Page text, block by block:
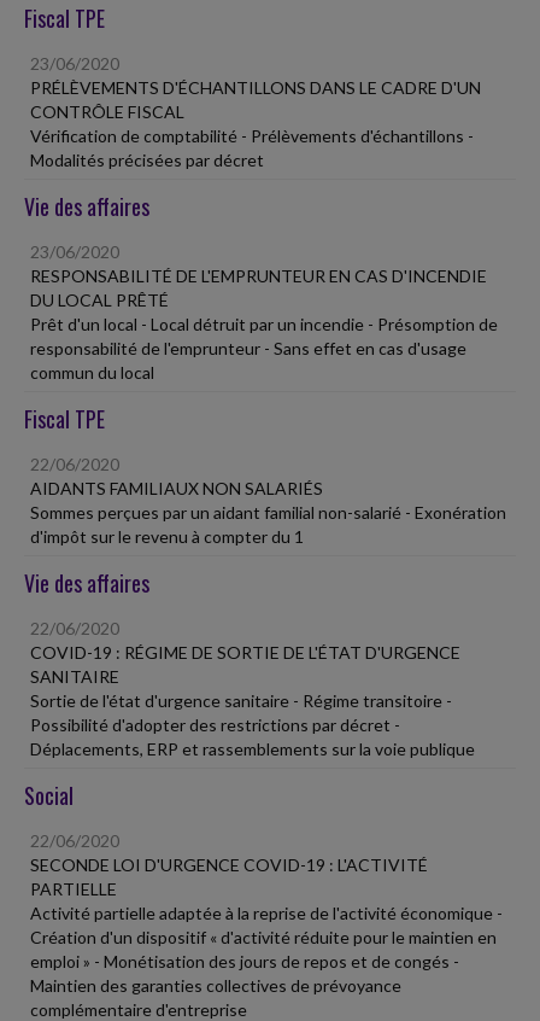
Fiscal TPE
23/06/2020
PRÉLÈVEMENTS D'ÉCHANTILLONS DANS LE CADRE D'UN
CONTRÔLE FISCAL
Vérification de comptabilité - Prélèvements d'échantillons -
Modalités précisées par décret
Vie des affaires
23/06/2020
RESPONSABILITÉ DE L'EMPRUNTEUR EN CAS D'INCENDIE
DU LOCAL PRÊTÉ
Prêt d'un local - Local détruit par un incendie - Présomption de
responsabilité de l'emprunteur - Sans effet en cas d'usage
commun du local
Fiscal TPE
22/06/2020
AIDANTS FAMILIAUX NON SALARIÉS
Sommes perçues par un aidant familial non-salarié - Exonération
d'impôt sur le revenu à compter du 1
Vie des affaires
22/06/2020
COVID-19 : RÉGIME DE SORTIE DE L'ÉTAT D'URGENCE
SANITAIRE
Sortie de l'état d'urgence sanitaire - Régime transitoire -
Possibilité d'adopter des restrictions par décret -
Déplacements, ERP et rassemblements sur la voie publique
Social
22/06/2020
SECONDE LOI D'URGENCE COVID-19 : L'ACTIVITÉ
PARTIELLE
Activité partielle adaptée à la reprise de l'activité économique -
Création d'un dispositif « d'activité réduite pour le maintien en
emploi » - Monétisation des jours de repos et de congés -
Maintien des garanties collectives de prévoyance
complémentaire d'entreprise